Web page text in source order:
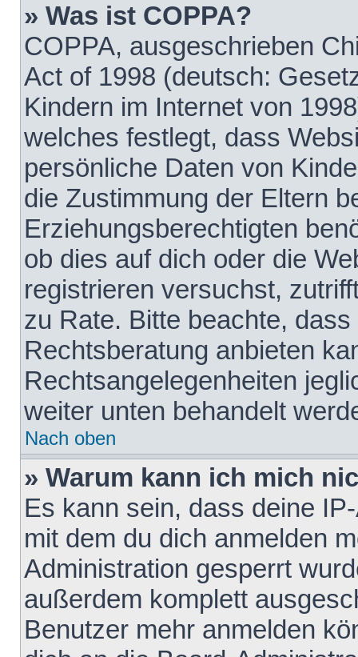
» Was ist COPPA?
COPPA, ausgeschrieben
Act of 1998 (deutsch:
Kindern im Internet von
welches festlegt, dass
persönliche Daten von
die Zustimmung der Eltern
Erziehungsberechtigten
ob dies auf dich oder die
registrieren versuchst,
zu Rate. Bitte beachte,
Rechtsberatung anbieten
Rechtsangelegenheiten
weiter unten behandelt
Nach oben
» Warum kann ich mich
Es kann sein, dass deine
mit dem du dich anmelden
Administration gesperrt
außerdem komplett
Benutzer mehr anmelden